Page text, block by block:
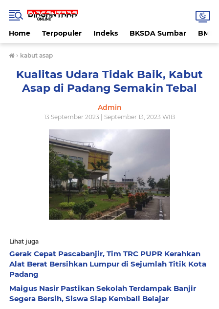
Home Terpopuler Indeks BKSDA Sumbar
› kabut asap
Kualitas Udara Tidak Baik, Kabut
Asap di Padang Semakin Tebal
Admin
13 September 2023 | September 13, 2023 WIB
Lihat juga
Gerak Cepat Pascabanjir, Tim TRC PUPR Kerahkan
Alat Berat Bersihkan Lumpur di Sejumlah Titik Kota
Padang
Maigus Nasir Pastikan Sekolah Terdampak Banjir
Segera Bersih, Siswa Siap Kembali Belajar